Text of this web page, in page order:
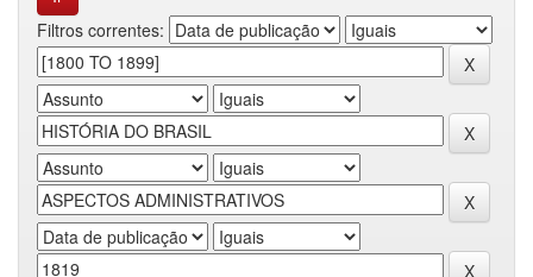
Filtros correntes: